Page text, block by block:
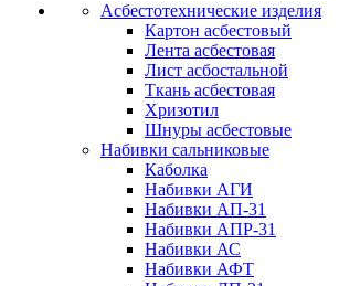
Асбестотехнические изделия
Картон асбестовый
Лента асбестовая
Лист асбостальной
Ткань асбестовая
Хризотил
Шнуры асбестовые
Набивки сальниковые
Каболка
Набивки АГИ
Набивки АП-31
Набивки АПР-31
Набивки АС
Набивки АФТ